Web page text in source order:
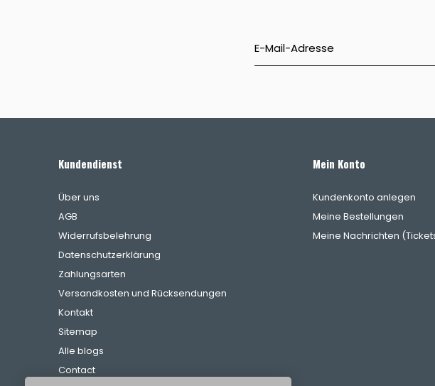
Kundendienst
Über uns
AGB
Widerrufsbelehrung
Datenschutzerklärung
Zahlungsarten
Versandkosten und Rücksendungen
Kontakt
Sitemap
Alle blogs
Contact
Mein Konto
Kundenkonto anlegen
Meine Bestellungen
Meine Nachrichten